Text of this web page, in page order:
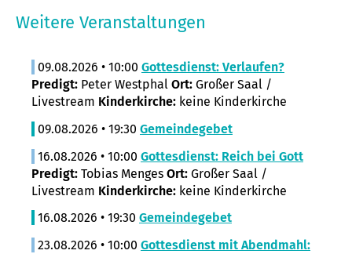
Weitere Veranstaltungen
09.08.2026 • 10:00 Gottesdienst: Verlaufen?
Predigt: Peter Westphal Ort: Großer Saal /
Livestream Kinderkirche: keine Kinderkirche
09.08.2026 • 19:30 Gemeindegebet
16.08.2026 • 10:00 Gottesdienst: Reich bei Gott
Predigt: Tobias Menges Ort: Großer Saal /
Livestream Kinderkirche: keine Kinderkirche
16.08.2026 • 19:30 Gemeindegebet
23.08.2026 • 10:00 Gottesdienst mit Abendmahl: